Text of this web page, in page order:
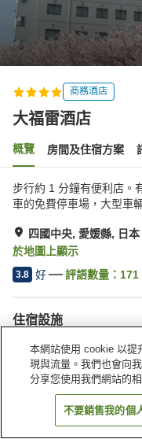
商務酒店
大福雷酒店
概覽 房間及住宿方案
步行約 1 分鐘有便利店。
車的免費停車場，大型車
四國中央, 愛媛縣, 日本
於地圖上顯示
3.8 好 評語數量： 171
住宿設施
停車場
餐廳
本網站使用 cookie 以提
現與流量。我們也會向
分享您使用我們網站的
不要銷售我的個